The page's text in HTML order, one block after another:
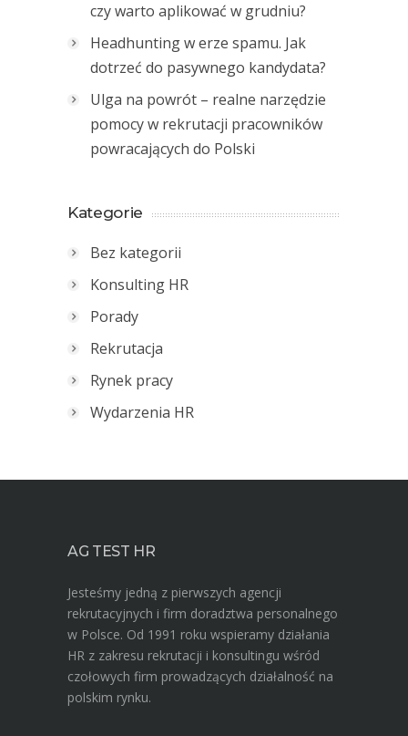
czy warto aplikować w grudniu?
Headhunting w erze spamu. Jak
dotrzeć do pasywnego kandydata?
Ulga na powrót – realne narzędzie
pomocy w rekrutacji pracowników
powracających do Polski
Kategorie
Bez kategorii
Konsulting HR
Porady
Rekrutacja
Rynek pracy
Wydarzenia HR
AG TEST HR
Jesteśmy jedną z pierwszych agencji
rekrutacyjnych i firm doradztwa personalnego
w Polsce. Od 1991 roku wspieramy działania
HR z zakresu rekrutacji i konsultingu wśród
czołowych firm prowadzących działalność na
polskim rynku.